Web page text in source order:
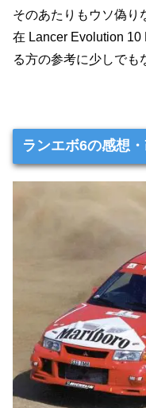
そのあたりもウソ偽り
在 Lancer Evolution
る方の参考に少しでも
ランエボ6の感想